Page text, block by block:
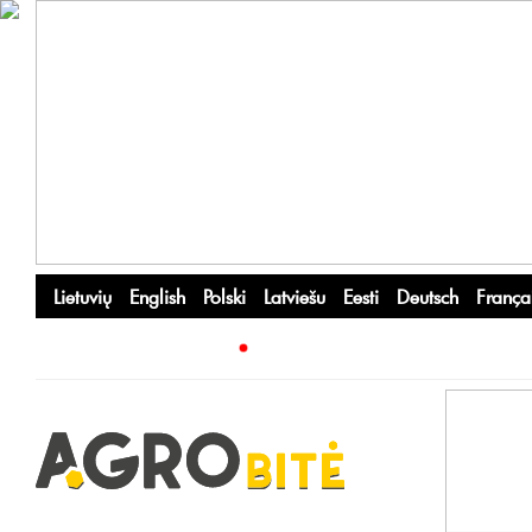
Lietuvių English Polski Latviešu Eesti Deutsch